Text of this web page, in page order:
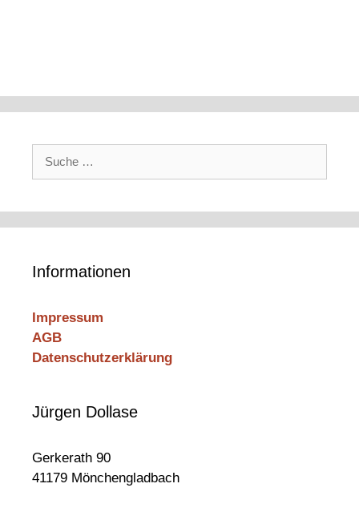
Informationen
Impressum
AGB
Datenschutzerklärung
Jürgen Dollase
Gerkerath 90
41179 Mönchengladbach